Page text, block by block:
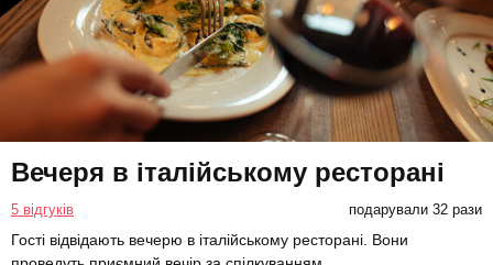
Вечеря в італійському ресторані
5 відгуків подарували 32 рази
Гості відвідають вечерю в італійському ресторані. Вони